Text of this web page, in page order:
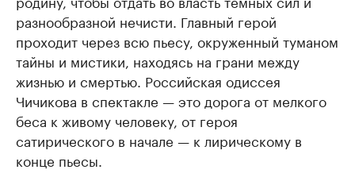
разнообразной нечисти. Главный герой
проходит через всю пьесу, окруженный туманом
тайны и мистики, находясь на грани между
жизнью и смертью. Российская одиссея
Чичикова в спектакле — это дорога от мелкого
беса к живому человеку, от героя
сатирического в начале — к лирическому в
конце пьесы.